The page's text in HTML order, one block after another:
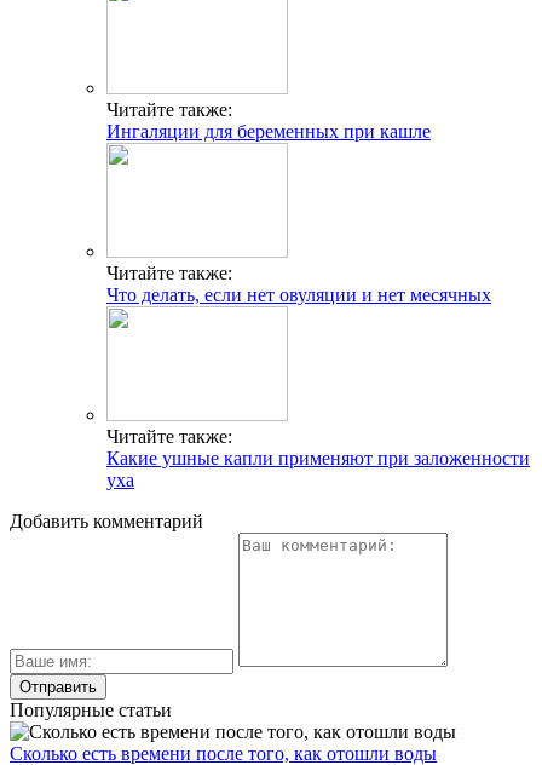
Читайте также:
Ингаляции для беременных при кашле
Читайте также:
Что делать, если нет овуляции и нет месячных
Читайте также:
Какие ушные капли применяют при заложенности
уха
Добавить комментарий
Популярные статьи
Сколько есть времени после того, как отошли воды